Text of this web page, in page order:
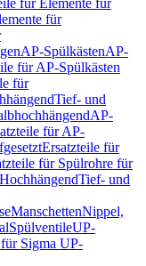
für Elemente für
für
AP-SpülkästenAP-
für AP-Spülkästen
für
Tief- und
AP-
für AP-
Ersatzteile für
für Spülrohre für
Tief- und
ManschettenNippel,
SpülventileUP-
Sigma UP-